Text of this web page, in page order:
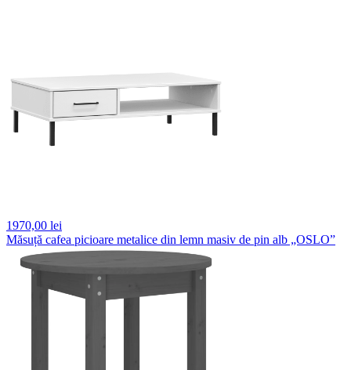
1970,00 lei
Măsuță cafea picioare metalice din lemn masiv de pin alb „OSLO”